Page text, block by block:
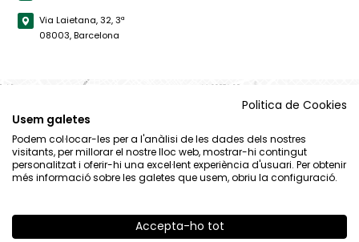
Via Laietana, 32, 3ª
08003, Barcelona
Politica de Cookies
Usem galetes
Podem col·locar-les per a l'anàlisi de les dades dels nostres
visitants, per millorar el nostre lloc web, mostrar-hi contingut
personalitzat i oferir-hi una excel·lent experiència d'usuari. Per obtenir
més informació sobre les galetes que usem, obriu la configuració.
Accepta-ho tot